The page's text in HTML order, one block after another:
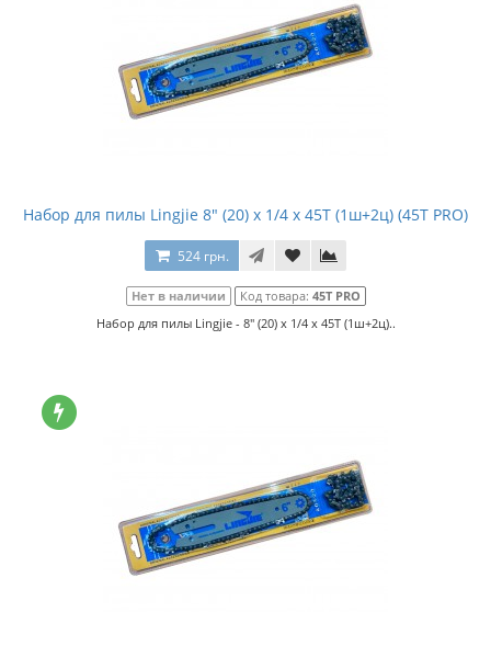
Набор для пилы Lingjie 8" (20) x 1/4 x 45T (1ш+2ц) (45T PRO)
524 грн.
Нет в наличии Код товара: 45T PRO
Набор для пилы Lingjie - 8" (20) x 1/4 x 45T (1ш+2ц)..